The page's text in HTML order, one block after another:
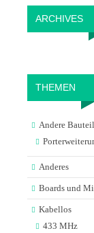
ARCHIVES
THEMEN
Andere
Anderes
Boards und
Kabellos
433 MHz